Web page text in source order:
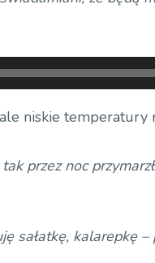
niskie temperatury
przez noc
sałatkę, kalarepkę